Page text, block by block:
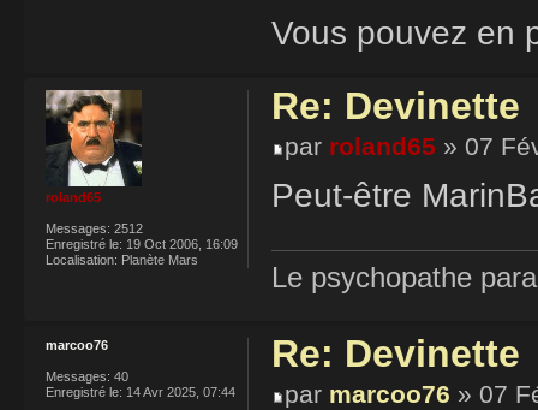
Vous pouvez en
Re: Devinette
par roland65 » 07
Peut-être
Le psychopathe
roland65
Messages: 2512
Enregistré le: 19 Oct 2006, 16:09
Localisation: Planète Mars
Re: Devinette
par marcoo76 » 07
marcoo76
Messages: 40
Enregistré le: 14 Avr 2025, 07:44